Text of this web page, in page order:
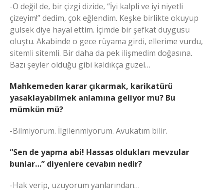
-O değil de, bir çizgi dizide, “İyi kalpli ve iyi niyetli
çizeyim!” dedim, çok eğlendim. Keşke birlikte okuyup
gülsek diye hayal ettim. İçimde bir şefkat duygusu
oluştu. Akabinde o gece rüyama girdi, ellerime vurdu,
sitemli sitemli. Bir daha da pek ilişmedim doğasına.
Bazı şeyler olduğu gibi kaldıkça güzel…
Mahkemeden karar çıkarmak, karikatürü
yasaklayabilmek anlamına geliyor mu? Bu
mümkün mü?
-Bilmiyorum. İlgilenmiyorum. Avukatım bilir.
“Sen de yapma abi! Hassas oldukları mevzular
bunlar…” diyenlere cevabın nedir?
-Hak verip, uzuyorum yanlarından…